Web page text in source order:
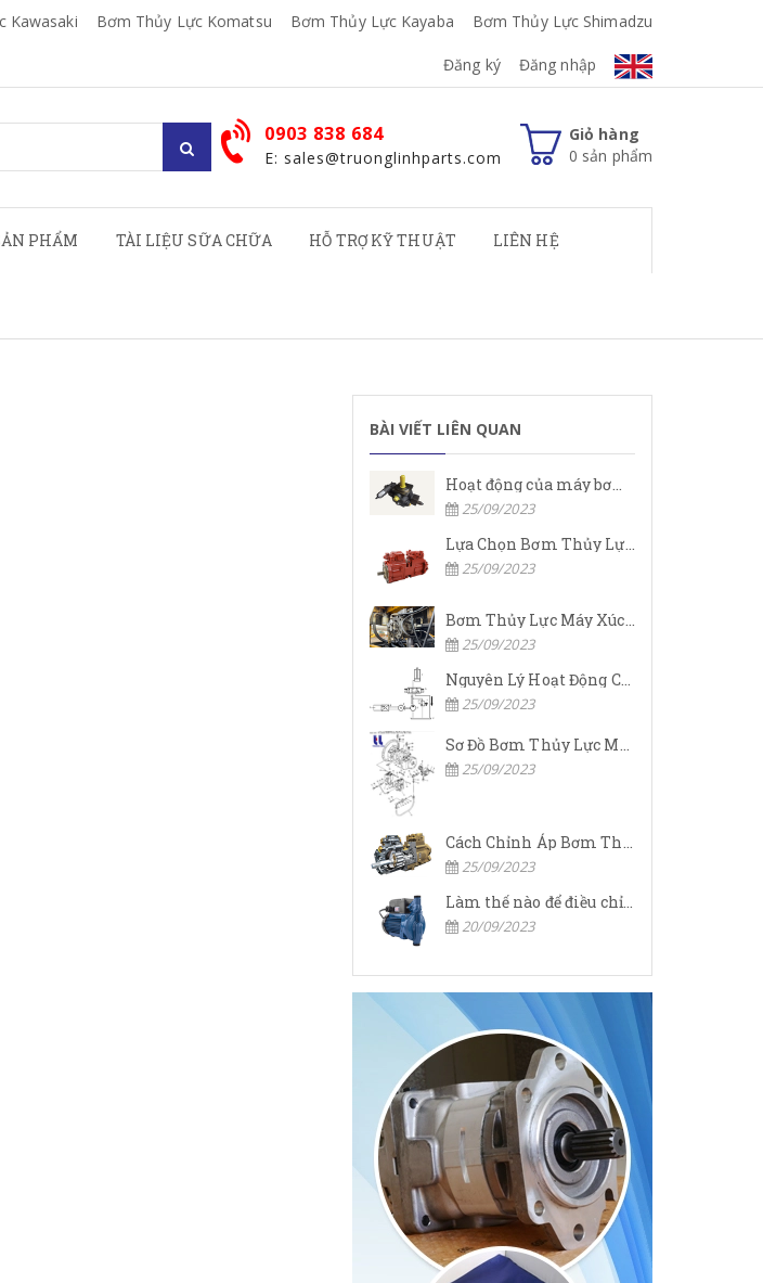
Kawasaki Bơm Thủy Lực Komatsu Bơm Thủy Lực Kayaba Bơm Thủy Lực Shimadzu
Đăng ký Đăng nhập
Giỏ hàng
0 sản phẩm
0903 838 684
E: sales@truonglinhparts.com
PHẨM TÀI LIỆU SỮA CHỮA HỖ TRỢ KỸ THUẬT LIÊN HỆ
BÀI VIẾT LIÊN QUAN
Hoạt động của máy bơm cánh gạt Rexroth
25/09/2023
Lựa Chọn Bơm Thủy Lực Komatsu Đúng
25/09/2023
Bơm Thủy Lực Máy Xúc Komatsu Bị Hỏng: Nguyên Nhân Và Cách Khắc Phục
25/09/2023
Nguyên Lý Hoạt Động Của Bơm Thủy Lực Komatsu
25/09/2023
25/09/2023
25/09/2023
Làm thế nào để điều chỉnh áp suất đầu ra của bơm thủy lực?
20/09/2023